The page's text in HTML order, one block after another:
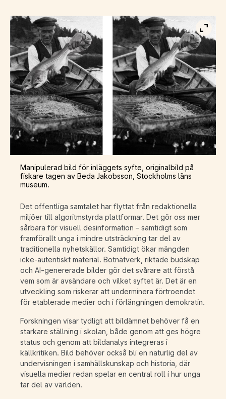
Visa
Manipulerad bild för inläggets syfte, originalbild på
fiskare tagen av Beda Jakobsson, Stockholms läns
museum.
Det offentliga samtalet har flyttat från redaktionella
miljöer till algoritmstyrda plattformar. Det gör oss mer
sårbara för visuell desinformation – samtidigt som
framförallt unga i mindre utsträckning tar del av
traditionella nyhetskällor. Samtidigt ökar mängden
icke‑autentiskt material. Botnätverk, riktade budskap
och AI-genererade bilder gör det svårare att förstå
vem som är avsändare och vilket syftet är. Det är en
utveckling som riskerar att underminera förtroendet
för etablerade medier och i förlängningen demokratin.
Forskningen visar tydligt att bildämnet behöver få en
starkare ställning i skolan, både genom att ges högre
status och genom att bildanalys integreras i
källkritiken. Bild behöver också bli en naturlig del av
undervisningen i samhällskunskap och historia, där
visuella medier redan spelar en central roll i hur unga
tar del av världen.